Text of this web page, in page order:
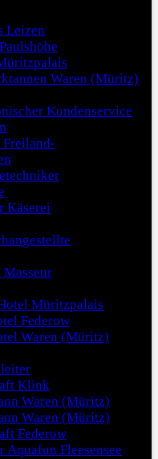
Leizen
Waren (Müritz)
Kundenservice
Käserei
Masseur
Müritzpalais
Federow
Waren (Müritz)
Klink
Waren (Müritz)
Waren (Müritz)
Federow
Fleesensee